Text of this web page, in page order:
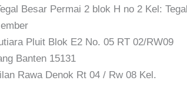
Besar Permai 2 blok H no 2 Kel: Tegal
Pluit Blok E2 No. 05 RT 02/RW09
Banten 15131
Rawa Denok Rt 04 / Rw 08 Kel.